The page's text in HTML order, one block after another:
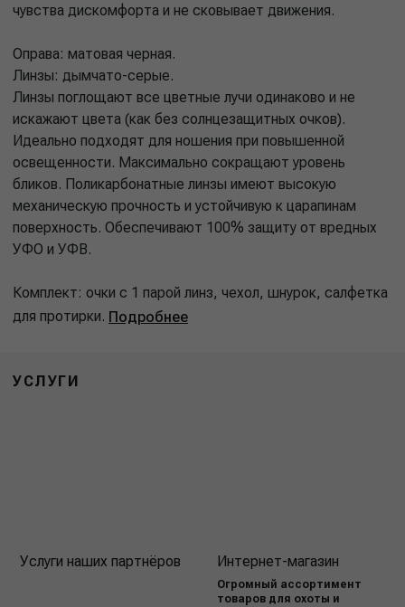
чувства дискомфорта и не сковывает движения.
Оправа: матовая черная.
Линзы: дымчато-серые.
Линзы поглощают все цветные лучи одинаково и не
искажают цвета (как без солнцезащитных очков).
Идеально подходят для ношения при повышенной
освещенности. Максимально сокращают уровень
бликов. Поликарбонатные линзы имеют высокую
механическую прочность и устойчивую к царапинам
поверхность. Обеспечивают 100% защиту от вредных
УФО и УФВ.
Комплект: очки с 1 парой линз, чехол, шнурок, салфетка
для протирки. Подробнее
УСЛУГИ
Услуги наших партнёров Интернет-магазин
Огромный ассортимент
товаров для охоты и